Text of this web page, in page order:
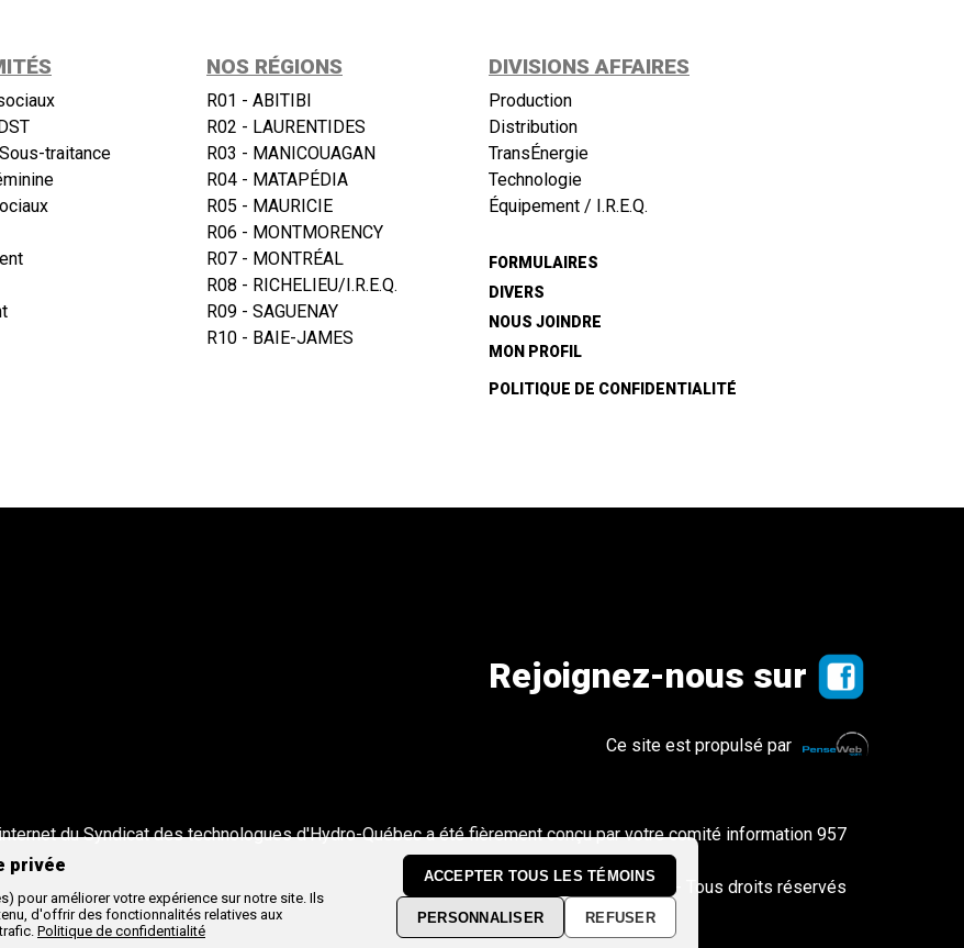
traitance
NOS RÉGIONS
R01 - ABITIBI
R02 - LAURENTIDES
R03 - MANICOUAGAN
R04 - MATAPÉDIA
R05 - MAURICIE
R06 - MONTMORENCY
R07 - MONTRÉAL
R08 - RICHELIEU/I.R.E.Q.
R09 - SAGUENAY
R10 - BAIE-JAMES
DIVISIONS AFFAIRES
Production
Distribution
TransÉnergie
Technologie
Équipement / I.R.E.Q.
FORMULAIRES
DIVERS
NOUS JOINDRE
MON PROFIL
POLITIQUE DE CONFIDENTIALITÉ
Rejoignez-nous sur
Ce site est propulsé par
du Syndicat des technologues d'Hydro-Québec a été fièrement conçu par votre comité information 957
© Copyright 2026 - Tous droits réservés
privée
pour améliorer votre expérience sur notre site. Ils
d'offrir des fonctionnalités relatives aux
Politique de confidentialité
ACCEPTER TOUS LES TÉMOINS
PERSONNALISER REFUSER